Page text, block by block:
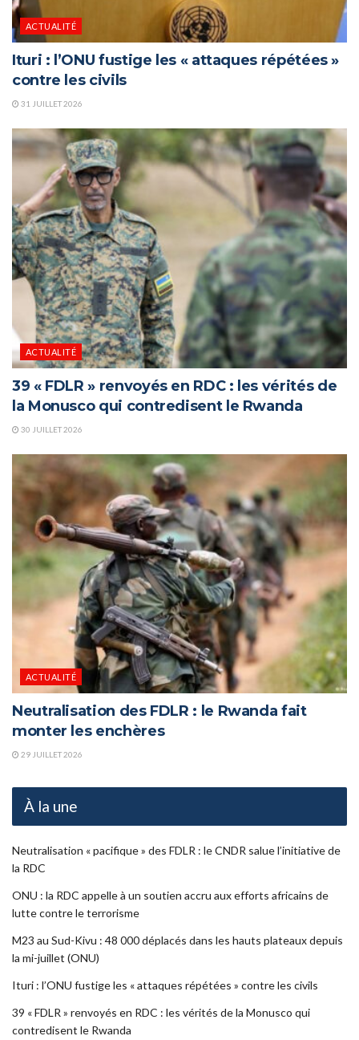
ACTUALITÉ
Ituri : l’ONU fustige les « attaques répétées »
contre les civils
31 JUILLET 2026
ACTUALITÉ
39 « FDLR » renvoyés en RDC : les vérités de
la Monusco qui contredisent le Rwanda
30 JUILLET 2026
ACTUALITÉ
Neutralisation des FDLR : le Rwanda fait
monter les enchères
29 JUILLET 2026
À la une
Neutralisation « pacifique » des FDLR : le CNDR salue l’initiative de
la RDC
ONU : la RDC appelle à un soutien accru aux efforts africains de
lutte contre le terrorisme
M23 au Sud-Kivu : 48 000 déplacés dans les hauts plateaux depuis
la mi-juillet (ONU)
Ituri : l’ONU fustige les « attaques répétées » contre les civils
39 « FDLR » renvoyés en RDC : les vérités de la Monusco qui
contredisent le Rwanda